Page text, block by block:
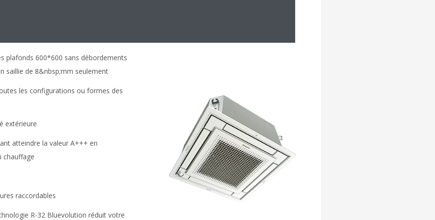
et blanc
étendue pour un maximum de
dures (de -20°C jusqu’à +50°C).
plafonds 600*600 sans débordements
saillie de 8&nbsp;mm seulement
les configurations ou formes des
extérieure
atteindre la valeur A+++ en
chauffage
raccordables
R-32 Bluevolution réduit votre